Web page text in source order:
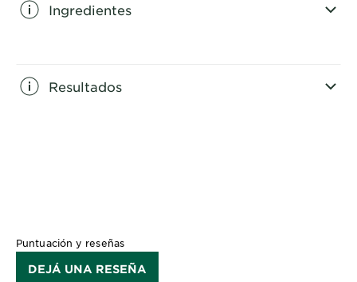
Ingredientes
Resultados
Puntuación y reseñas
DEJÁ UNA RESEÑA